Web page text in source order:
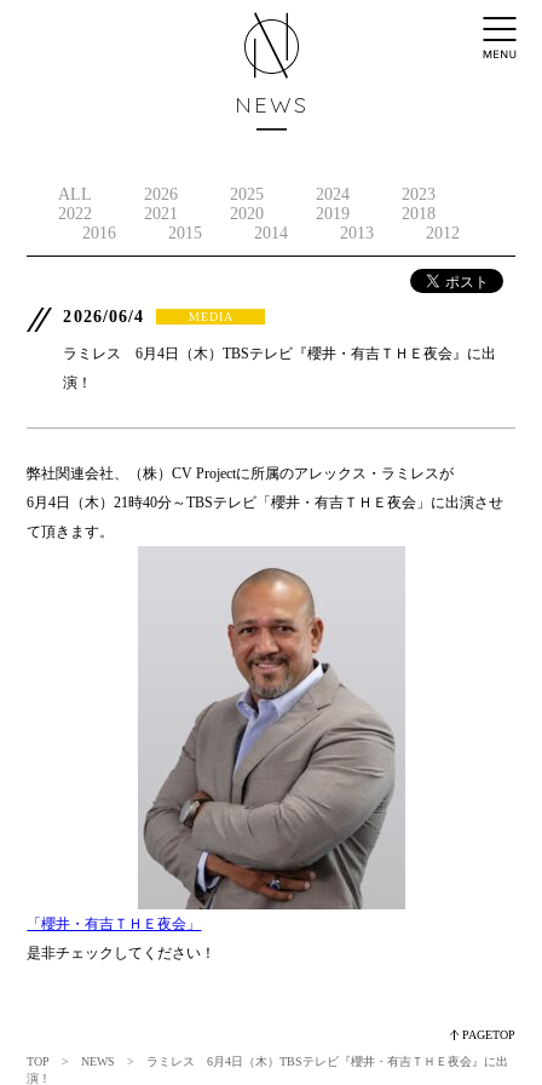
NEWS
ALL 2026 2025 2024
2023
2022
2021 2020 2019
2018
2016
2015 2014 2013 2012
2026/06/4 MEDIA
ラミレス 6月4日（木）TBSテレビ『櫻井・有吉ＴＨＥ夜会』に出
演！
弊社関連会社、（株）CV Projectに所属のアレックス・ラミレスが
6月4日（木）21時40分～TBSテレビ「櫻井・有吉ＴＨＥ夜会」に出演させ
て頂きます。
「櫻井・有吉ＴＨＥ夜会」
是非チェックしてください！
PAGETOP
TOP
>NEWS
> ラミレス 6月4日（木）TBSテレビ『櫻井・有吉ＴＨＥ夜会』に出
演！